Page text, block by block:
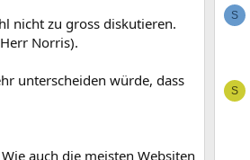
nicht zu gross diskutieren.
Norris).
unterscheiden würde, dass
auch die meisten Websiten
S
S